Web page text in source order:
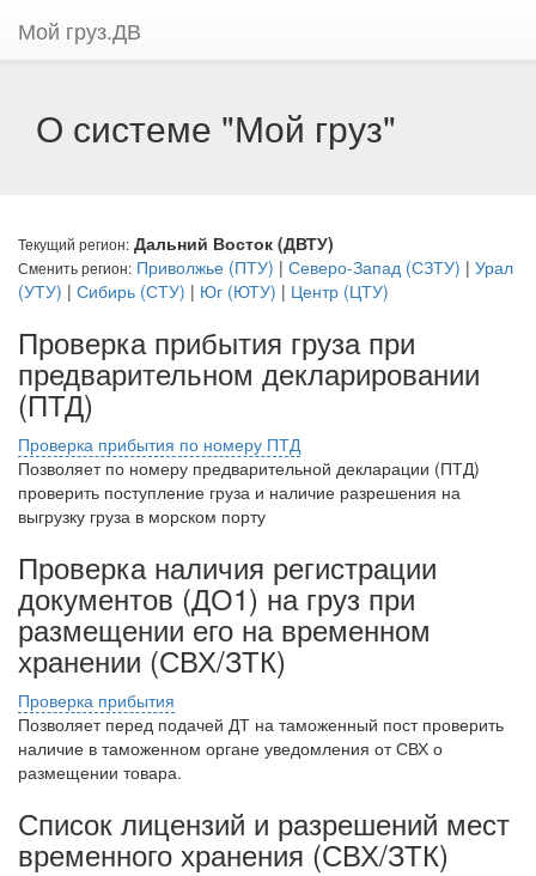
Мой груз.ДВ
О системе "Мой груз"
Текущий регион: Дальний Восток (ДВТУ)
Сменить регион: Приволжье (ПТУ) | Северо-Запад (СЗТУ) | Урал
(УТУ) | Сибирь (СТУ) | Юг (ЮТУ) | Центр (ЦТУ)
Проверка прибытия груза при
предварительном декларировании
(ПТД)
Проверка прибытия по номеру ПТД
Позволяет по номеру предварительной декларации (ПТД)
проверить поступление груза и наличие разрешения на
выгрузку груза в морском порту
Проверка наличия регистрации
документов (ДО1) на груз при
размещении его на временном
хранении (СВХ/ЗТК)
Проверка прибытия
Позволяет перед подачей ДТ на таможенный пост проверить
наличие в таможенном органе уведомления от СВХ о
размещении товара.
Список лицензий и разрешений мест
временного хранения (СВХ/ЗТК)